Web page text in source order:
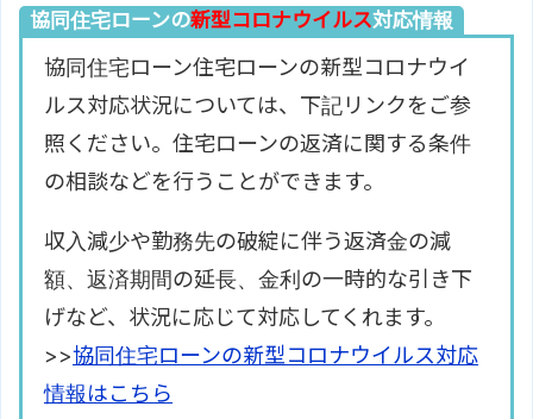
協同住宅ローンの新型コロナウイルス対応情報
協同住宅ローン住宅ローンの新型コロナウイ
ルス対応状況については、下記リンクをご参
照ください。住宅ローンの返済に関する条件
の相談などを行うことができます。
収入減少や勤務先の破綻に伴う返済金の減
額、返済期間の延長、金利の一時的な引き下
げなど、状況に応じて対応してくれます。
>>協同住宅ローンの新型コロナウイルス対応
情報はこちら